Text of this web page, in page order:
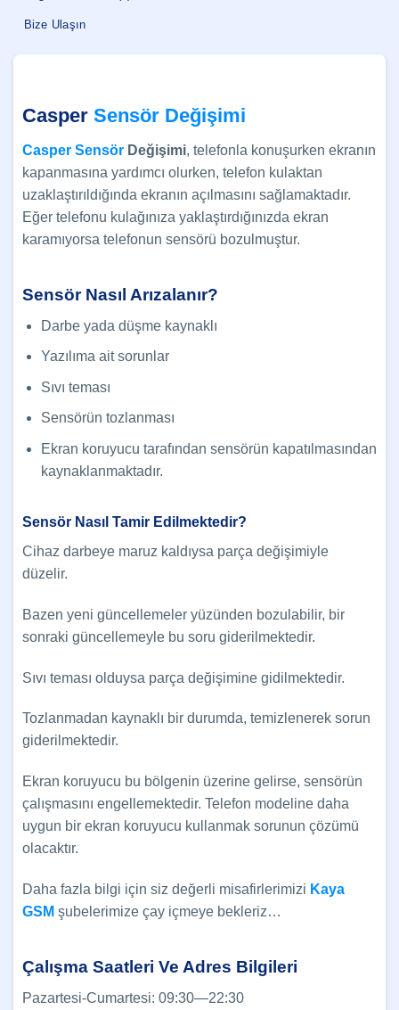
Bize Ulaşın
Casper Sensör Değişimi
Casper Sensör Değişimi, telefonla konuşurken ekranın
kapanmasına yardımcı olurken, telefon kulaktan
uzaklaştırıldığında ekranın açılmasını sağlamaktadır.
Eğer telefonu kulağınıza yaklaştırdığınızda ekran
karamıyorsa telefonun sensörü bozulmuştur.
Sensör Nasıl Arızalanır?
Darbe yada düşme kaynaklı
Yazılıma ait sorunlar
Sıvı teması
Sensörün tozlanması
Ekran koruyucu tarafından sensörün kapatılmasından
kaynaklanmaktadır.
Sensör Nasıl Tamir Edilmektedir?
Cihaz darbeye maruz kaldıysa parça değişimiyle
düzelir.
Bazen yeni güncellemeler yüzünden bozulabilir, bir
sonraki güncellemeyle bu soru giderilmektedir.
Sıvı teması olduysa parça değişimine gidilmektedir.
Tozlanmadan kaynaklı bir durumda, temizlenerek sorun
giderilmektedir.
Ekran koruyucu bu bölgenin üzerine gelirse, sensörün
çalışmasını engellemektedir. Telefon modeline daha
uygun bir ekran koruyucu kullanmak sorunun çözümü
olacaktır.
Daha fazla bilgi için siz değerli misafirlerimizi Kaya
GSM şubelerimize çay içmeye bekleriz…
Çalışma Saatleri Ve Adres Bilgileri
Pazartesi-Cumartesi: 09:30—22:30